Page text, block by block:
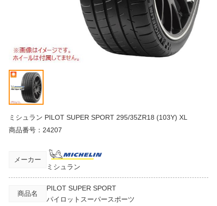
ミシュラン PILOT SUPER SPORT 295/35ZR18 (103Y) XL
商品番号： 24207
メーカー
ミシュラン
商品名
PILOT SUPER SPORT
パイロットスーパースポーツ